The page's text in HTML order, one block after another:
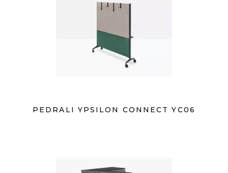
PEDRALI YPSILON CONNECT YC06